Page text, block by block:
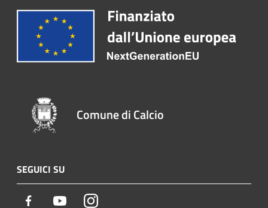
Comune di Calcio
SEGUICI SU
Facebook YoutubeInstagram